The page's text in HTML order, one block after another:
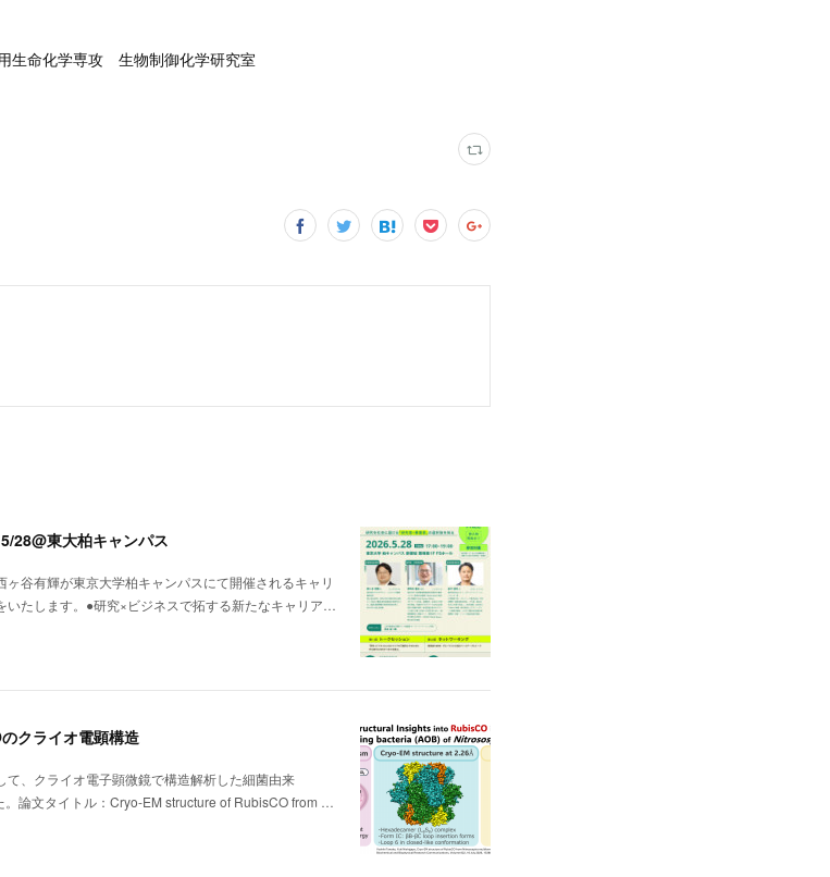
命化学専攻 生物制御化学研究室
28@東大柏キャンパス
谷有輝が東京大学柏キャンパスにて開催されるキャリ
いたします。●研究×ビジネスで拓する新たなキャリア…
クライオ電顕構造
、クライオ電子顕微鏡で構造解析した細菌由来
論文タイトル：Cryo-EM structure of RubisCO from …